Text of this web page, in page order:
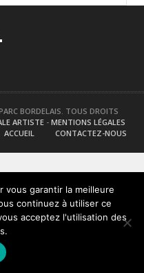
BORDELAIS. TOUS DROITS
ARTISTE - MENTIONS LÉGALES
ACCUEIL
CONTACTEZ-NOUS
vous garantir la meilleure
continuez à utiliser ce
acceptez l'utilisation des